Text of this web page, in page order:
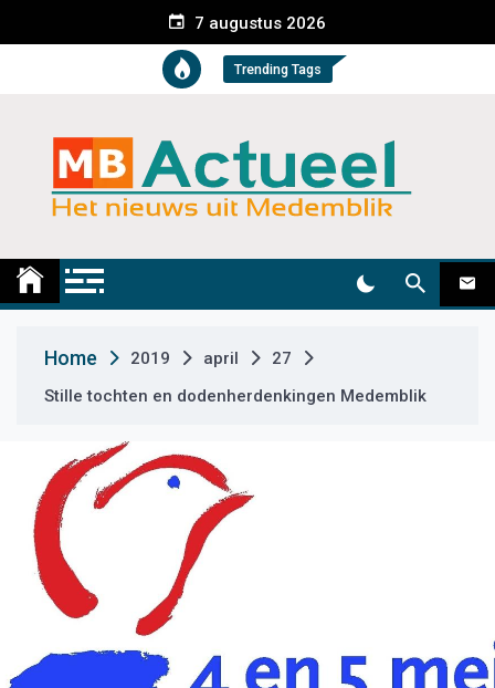
e
t
7 augustus 2026
Trending Tags
Medemblik Actueel
Home 2019 april
27
Stille tochten en dodenherdenkingen Medemblik